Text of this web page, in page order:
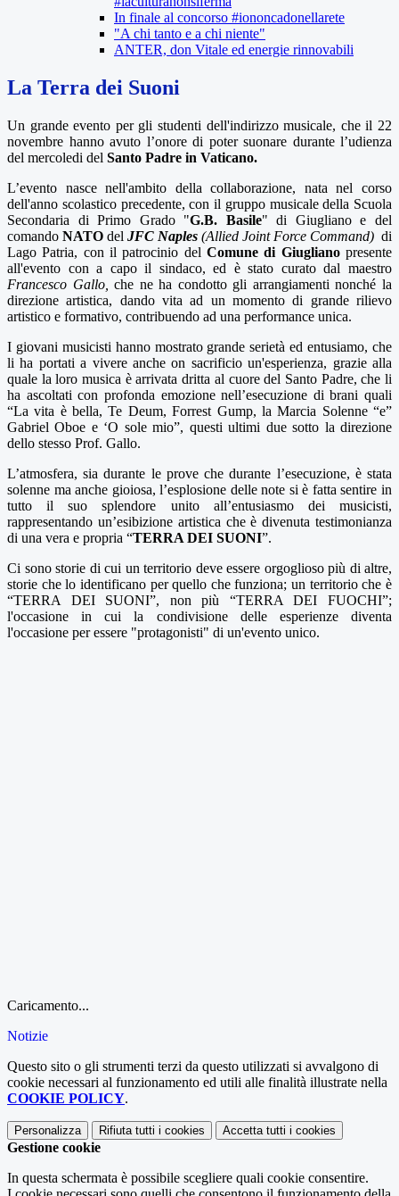
In finale al concorso #iononcadonellarete
"A chi tanto e a chi niente"
ANTER, don Vitale ed energie rinnovabili
La Terra dei Suoni
Un grande evento per gli studenti dell'indirizzo musicale, che il 22
novembre hanno avuto l’onore di poter suonare durante l’udienza
del mercoledi del Santo Padre in Vaticano.
L’evento nasce nell'ambito della collaborazione, nata nel corso
dell'anno scolastico precedente, con il gruppo musicale della Scuola
Secondaria di Primo Grado "G.B. Basile" di Giugliano e del
comando NATO del JFC Naples (Allied Joint Force Command) di
Lago Patria, con il patrocinio del Comune di Giuglianopresente
all'evento con a capo il sindaco, ed è stato curato dal maestro
Francesco Gallo, che ne ha condotto gli arrangiamenti nonché la
direzione artistica, dando vita ad un momento di grande rilievo
artistico e formativo, contribuendo ad una performance unica.
I giovani musicisti hanno mostrato grande serietà ed entusiamo, che
li ha portati a vivere anche on sacrificio un'esperienza, grazie alla
quale la loro musica è arrivata dritta al cuore del Santo Padre, che li
ha ascoltati con profonda emozione nell’esecuzione di brani quali
“La vita è bella, Te Deum, Forrest Gump, la Marcia Solenne “e”
Gabriel Oboe e ‘O sole mio”, questi ultimi due sotto la direzione
dello stesso Prof. Gallo.
L’atmosfera, sia durante le prove che durante l’esecuzione, è stata
solenne ma anche gioiosa, l’esplosione delle note si è fatta sentire in
tutto il suo splendore unito all’entusiasmo dei musicisti,
rappresentando un’esibizione artistica che è divenuta testimonianza
di una vera e propria “TERRA DEI SUONI”.
Ci sono storie di cui un territorio deve essere orgoglioso più di altre,
storie che lo identificano per quello che funziona; un territorio che è
“TERRA DEI SUONI”, non più “TERRA DEI FUOCHI”;
l'occasione in cui la condivisione delle esperienze diventa
l'occasione per essere "protagonisti" di un'evento unico.
Caricamento...
Notizie
Questo sito o gli strumenti terzi da questo utilizzati si avvalgono di
cookie necessari al funzionamento ed utili alle finalità illustrate nella
COOKIE POLICY.
Personalizza Rifiuta tutti i cookies Accetta tutti i cookies
Gestione cookie
In questa schermata è possibile scegliere quali cookie consentire.